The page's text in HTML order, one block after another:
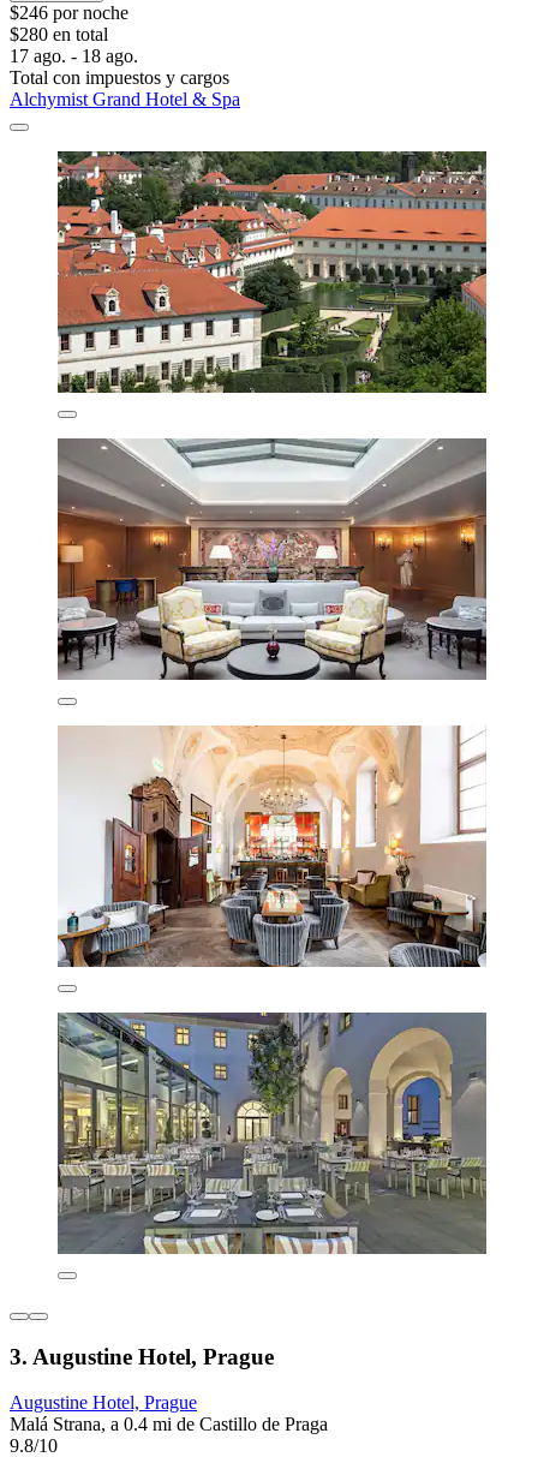
$246 por noche
$280 en total
17 ago. - 18 ago.
Total con impuestos y cargos
Alchymist Grand Hotel & Spa
3. Augustine Hotel, Prague
Augustine Hotel, Prague
Malá Strana, a 0.4 mi de Castillo de Praga
9.8/10